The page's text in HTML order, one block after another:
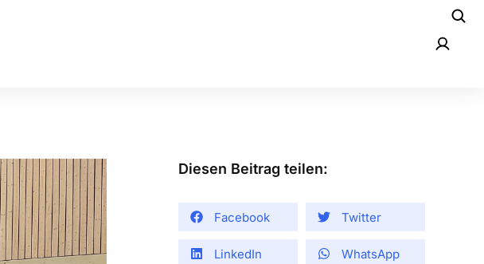
Diesen Beitrag teilen:
Facebook Twitter
LinkedIn WhatsApp